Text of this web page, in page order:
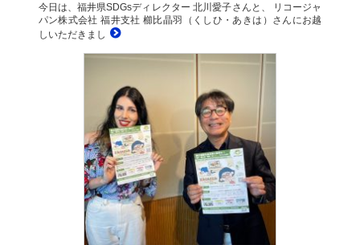
今日は、福井県SDGsディレクター 北川愛子さんと、 リコージャ
パン株式会社 福井支社 櫛比晶羽（くしひ・あきは）さんにお越
しいただきまし